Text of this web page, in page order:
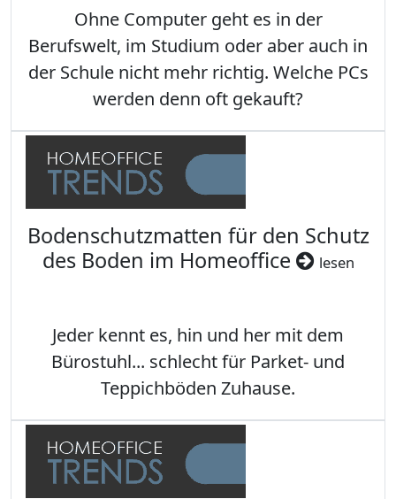
Ohne Computer geht es in der
Berufswelt, im Studium oder aber auch in
der Schule nicht mehr richtig. Welche PCs
werden denn oft gekauft?
Bodenschutzmatten für den Schutz
des Boden im Homeoffice
lesen
Jeder kennt es, hin und her mit dem
Bürostuhl... schlecht für Parket- und
Teppichböden Zuhause.